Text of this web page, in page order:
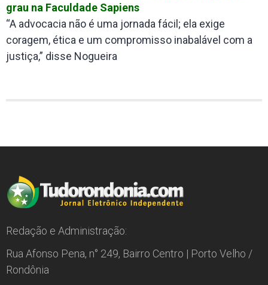
grau na Faculdade Sapiens
“A advocacia não é uma jornada fácil; ela exige
coragem, ética e um compromisso inabalável com a
justiça,” disse Nogueira
Redação e Administração:
Rua Afonso Pena, n° 249, Bairro Centro | Porto Velho /
Rondônia